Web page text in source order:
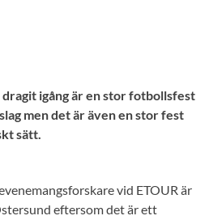
igång är en stor fotbollsfest
men det är även en stor fest
sätt.
vid ETOUR är
eftersom det är ett